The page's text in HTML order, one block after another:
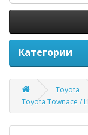
Категории
Toyota
Toyota Townace /